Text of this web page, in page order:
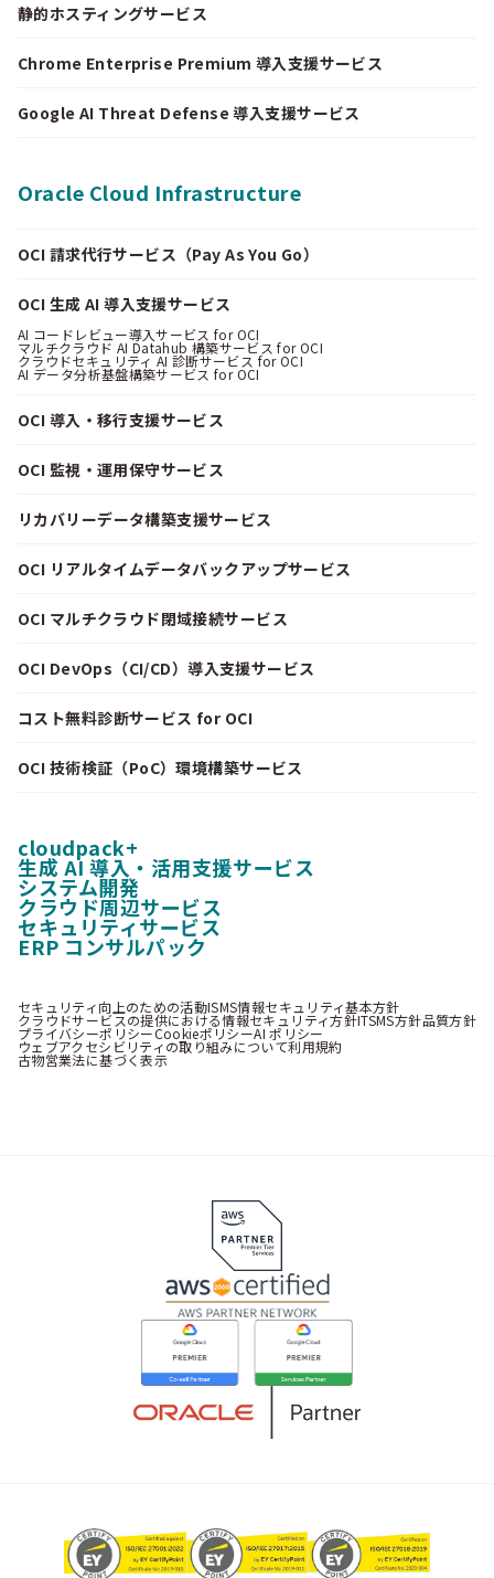
静的ホスティングサービス
Chrome Enterprise Premium 導入支援サービス
Google AI Threat Defense 導入支援サービス
Oracle Cloud Infrastructure
OCI 請求代行サービス（Pay As You Go）
OCI 生成 AI 導入支援サービス
AI コードレビュー導入サービス for OCI
マルチクラウド AI Datahub 構築サービス for OCI
クラウドセキュリティ AI 診断サービス for OCI
AI データ分析基盤構築サービス for OCI
OCI 導入・移行支援サービス
OCI 監視・運用保守サービス
リカバリーデータ構築支援サービス
OCI リアルタイムデータバックアップサービス
OCI マルチクラウド閉域接続サービス
OCI DevOps（CI/CD）導入支援サービス
コスト無料診断サービス for OCI
OCI 技術検証（PoC）環境構築サービス
cloudpack+
生成 AI 導入・活用支援サービス
システム開発
クラウド周辺サービス
セキュリティサービス
ERP コンサルパック
セキュリティ向上のための活動ISMS情報セキュリティ基本方針
クラウドサービスの提供における情報セキュリティ方針ITSMS方針品質方針
プライバシーポリシーCookieポリシーAI ポリシー
ウェブアクセシビリティの取り組みについて利用規約
古物営業法に基づく表示